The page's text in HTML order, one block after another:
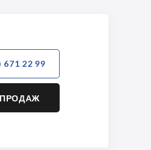
671 22 99